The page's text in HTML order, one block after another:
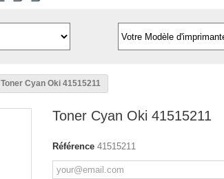
Toner Cyan Oki 41515211
Toner Cyan Oki 41515211
Référence 41515211